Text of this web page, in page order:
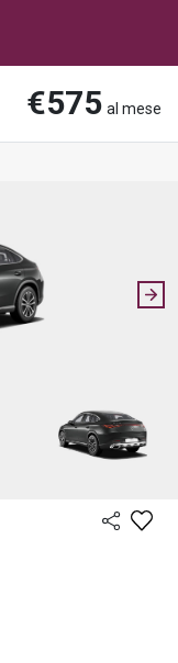
€575 al mese